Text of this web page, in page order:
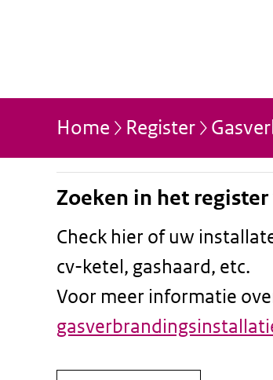
Home Register
Zoeken in het
Check hier of uw
cv-ketel, gashaard, etc.
Voor meer informatie